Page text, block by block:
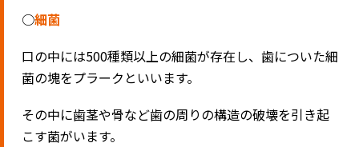
○細菌
口の中には500種類以上の細菌が存在し、歯についた細
菌の塊をプラークといいます。
その中に歯茎や骨など歯の周りの構造の破壊を引き起
こす菌がいます。